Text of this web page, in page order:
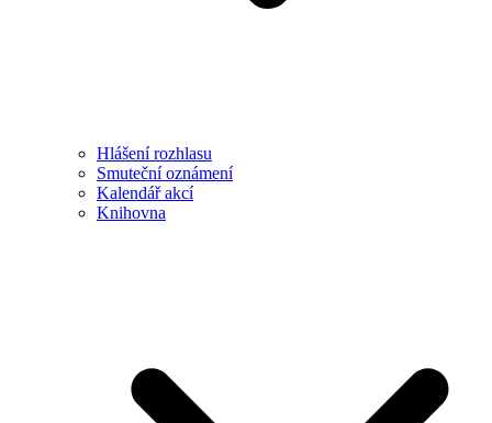
Hlášení rozhlasu
Smuteční oznámení
Kalendář akcí
Knihovna